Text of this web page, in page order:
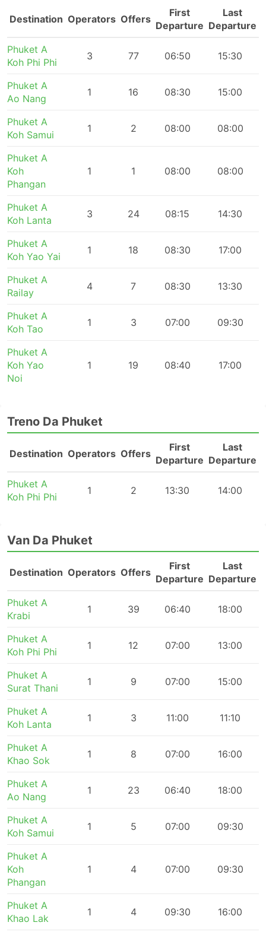
Destination Operators Offers
First
Departure
Last
Departure
Phuket A
Koh Phi Phi
3 77 06:50 15:30
Phuket A
Ao Nang
1 16 08:30 15:00
Phuket A
Koh Samui
1 2 08:00 08:00
Phuket A
Koh
Phangan
1 1 08:00 08:00
Phuket A
Koh Lanta
3 24 08:15 14:30
Phuket A
Koh Yao Yai
1 18 08:30 17:00
Phuket A
Railay
4 7 08:30 13:30
Phuket A
Koh Tao
1 3 07:00 09:30
Phuket A
Koh Yao
Noi
1 19 08:40 17:00
Treno Da Phuket
Destination Operators Offers
First
Departure
Last
Departure
Phuket A
Koh Phi Phi
1 2 13:30 14:00
Van Da Phuket
Destination Operators Offers
First
Departure
Last
Departure
Phuket A
Krabi
1 39 06:40 18:00
Phuket A
Koh Phi Phi
1 12 07:00 13:00
Phuket A
Surat Thani
1 9 07:00 15:00
Phuket A
Koh Lanta
1 3 11:00 11:10
Phuket A
Khao Sok
1 8 07:00 16:00
Phuket A
Ao Nang
1 23 06:40 18:00
Phuket A
Koh Samui
1 5 07:00 09:30
Phuket A
Koh
Phangan
1 4 07:00 09:30
Phuket A
Khao Lak
1 4 09:30 16:00